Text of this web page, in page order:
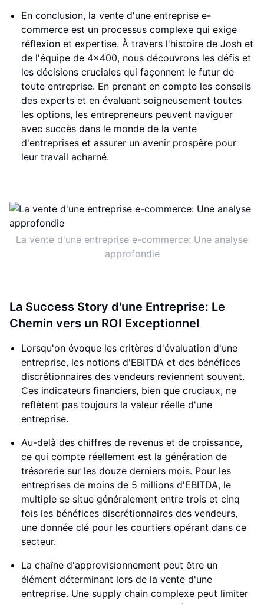
En conclusion, la vente d'une entreprise e-
commerce est un processus complexe qui exige
réflexion et expertise. À travers l'histoire de Josh et
de l'équipe de 4x400, nous découvrons les défis et
les décisions cruciales qui façonnent le futur de
toute entreprise. En prenant en compte les conseils
des experts et en évaluant soigneusement toutes
les options, les entrepreneurs peuvent naviguer
avec succès dans le monde de la vente
d'entreprises et assurer un avenir prospère pour
leur travail acharné.
La vente d'une entreprise e-commerce: Une analyse
approfondie
La Success Story d'une Entreprise: Le
Chemin vers un ROI Exceptionnel
Lorsqu'on évoque les critères d'évaluation d'une
entreprise, les notions d'EBITDA et des bénéfices
discrétionnaires des vendeurs reviennent souvent.
Ces indicateurs financiers, bien que cruciaux, ne
reflètent pas toujours la valeur réelle d'une
entreprise.
Au-delà des chiffres de revenus et de croissance,
ce qui compte réellement est la génération de
trésorerie sur les douze derniers mois. Pour les
entreprises de moins de 5 millions d'EBITDA, le
multiple se situe généralement entre trois et cinq
fois les bénéfices discrétionnaires des vendeurs,
une donnée clé pour les courtiers opérant dans ce
secteur.
La chaîne d'approvisionnement peut être un
élément déterminant lors de la vente d'une
entreprise. Une supply chain complexe peut limiter